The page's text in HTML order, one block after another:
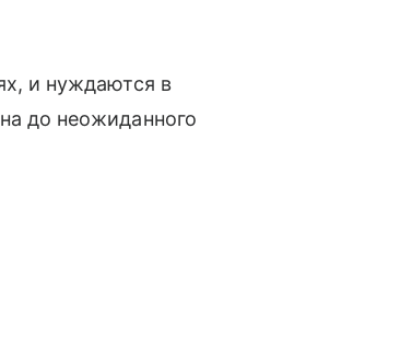
и нуждаются в
до неожиданного